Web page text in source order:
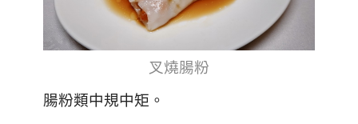
叉燒腸粉
腸粉類中規中矩。